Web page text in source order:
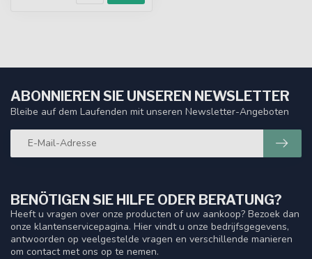
BENÖTIGEN SIE HILFE ODER BERATUNG?
Heeft u vragen over onze producten of uw aankoop? Bezoek dan
onze klantenservicepagina. Hier vindt u onze bedrijfsgegevens,
antwoorden op veelgestelde vragen en verschillende manieren
om contact met ons op te nemen.
ABONNIEREN SIE UNSEREN NEWSLETTER
Bleibe auf dem Laufenden mit unseren Newsletter-Angeboten